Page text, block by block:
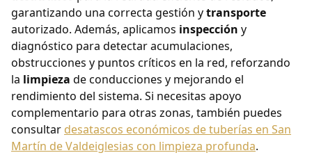
garantizando una correcta gestión ytransporte
autorizado. Además, aplicamos inspección y
diagnóstico para detectar acumulaciones,
obstrucciones y puntos críticos en la red, reforzando
la limpieza de conducciones y mejorando el
rendimiento del sistema. Si necesitas apoyo
complementario para otras zonas, también puedes
consultar desatascos económicos de tuberías en San
Martín de Valdeiglesias con limpieza profunda.